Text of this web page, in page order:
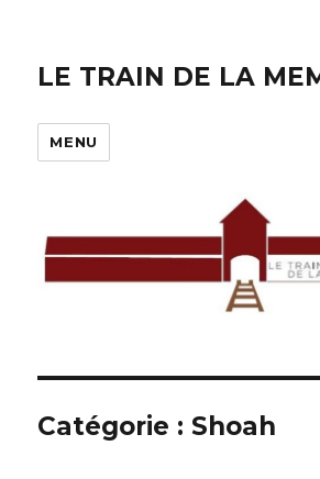
LE TRAIN DE LA
MENU
Catégorie : Shoah